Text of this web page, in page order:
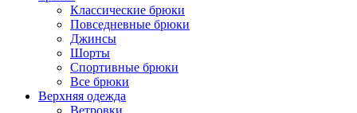
Классические брюки
Повседневные брюки
Джинсы
Шорты
Спортивные брюки
Все брюки
Верхняя одежда
Ветровки